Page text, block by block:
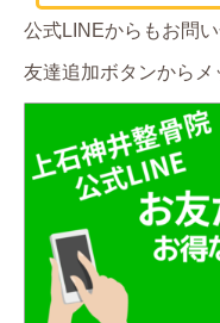
公式LINEからもお問
友達追加ボタンからメ